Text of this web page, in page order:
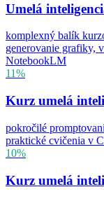
Umelá
komplexný balík
generovanie grafiky,
NotebookLM
11%
Kurz umelá
pokročilé
praktické cvičenia v
10%
Kurz umelá